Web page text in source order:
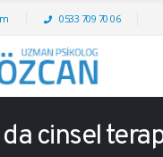
0533 709 70 06
cinsel